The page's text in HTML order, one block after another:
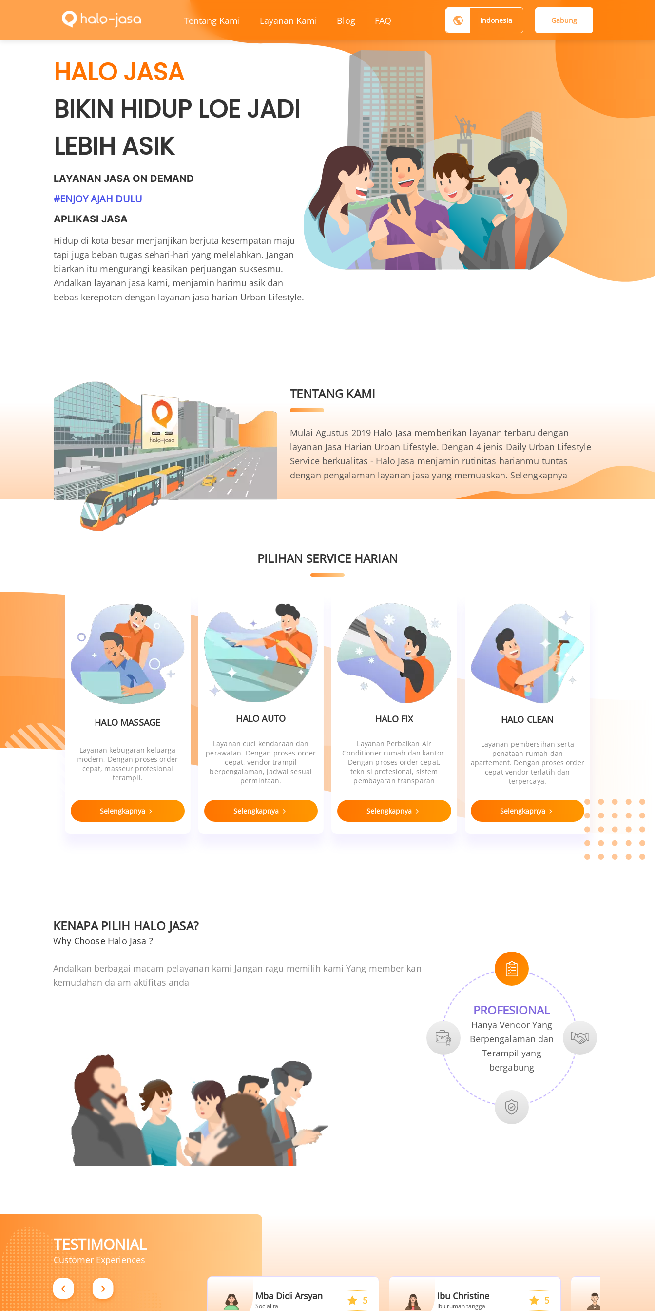
Tentang Kami Layanan Kami Blog FAQ Indonesia Gabung
HALO JASA
BIKIN HIDUP LOE JADI
LEBIH ASIK
LAYANAN JASA ON DEMAND
#ENJOY AJAH DULU
APLIKASI JASA
Hidup di kota besar menjanjikan berjuta kesempatan maju
tapi juga beban tugas sehari-hari yang melelahkan. Jangan
biarkan itu mengurangi keasikan perjuangan suksesmu.
Andalkan layanan jasa kami, menjamin harimu asik dan
bebas kerepotan dengan layanan jasa harian Urban Lifestyle.
TENTANG KAMI
Mulai Agustus 2019 Halo Jasa memberikan layanan terbaru dengan
layanan Jasa Harian Urban Lifestyle. Dengan 4 jenis Daily Urban Lifestyle
Service berkualitas - Halo Jasa menjamin rutinitas harianmu tuntas
dengan pengalaman layanan jasa yang memuaskan. Selengkapnya
PILIHAN SERVICE HARIAN
HALO MASSAGE
Layanan kebugaran keluarga
modern, Dengan proses order
cepat, masseur profesional
terampil.
Selengkapnya
HALO AUTO
Layanan cuci kendaraan dan
perawatan. Dengan proses order
cepat, vendor trampil
berpengalaman, jadwal sesuai
permintaan.
Selengkapnya
HALO FIX
Layanan Perbaikan Air
Conditioner rumah dan kantor.
Dengan proses order cepat,
teknisi profesional, sistem
pembayaran transparan
Selengkapnya
HALO CLEAN
Layanan pembersihan serta
penataan rumah dan
apartement. Dengan proses order
cepat vendor terlatih dan
terpercaya.
Selengkapnya
KENAPA PILIH HALO JASA?
Why Choose Halo Jasa ?
Andalkan berbagai macam pelayanan kami Jangan ragu memilih kami Yang memberikan
kemudahan dalam aktifitas anda
PROFESIONAL
Hanya Vendor Yang
Berpengalaman dan
Terampil yang
bergabung
TESTIMONIAL
Customer Experiences
Ibu Christine
Ibu rumah tangga
Mba Didi Arsyan
Socialita 5 Ibu Christine
Ibu rumah tangga
Bapak Beno
Profesional